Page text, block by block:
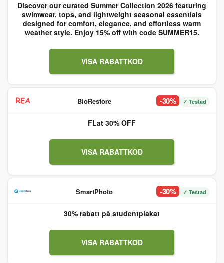
Discover our curated Summer Collection 2026 featuring
swimwear, tops, and lightweight seasonal essentials
designed for comfort, elegance, and effortless warm
weather style. Enjoy 15% off with code SUMMER15.
VISA RABATTKOD
BioRestore -30% ✓ Testad
FLat 30% OFF
VISA RABATTKOD
SmartPhoto -30% ✓ Testad
30% rabatt på studentplakat
VISA RABATTKOD